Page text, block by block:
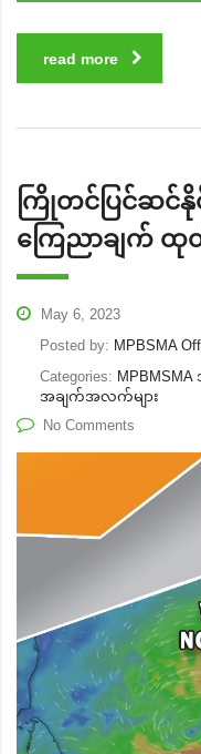
read more
ကြိုတင်ပြင်ဆင်
ကြေညာချက် ထုတ်
May 6, 2023
Posted by: MPBSMA
Categories:
အချက်အလက်များ
No Comments